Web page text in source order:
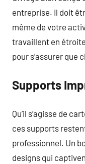
entreprise. Il doit
même de votre
travaillent en
pour s’assurer que
Supports
Qu’il s’agisse de
ces supports
professionnel. Un
designs qui